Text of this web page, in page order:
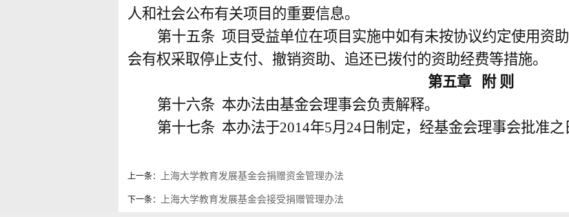
人和社会公布有关项目的重要信息。
第十五条 项目受益单位在项目实施中如有未按协议约定使用资
会有权采取停止支付、撤销资助、追还已拨付的资助经费等措施。
第五章
附 则
第十六条 本办法由基金会理事会负责解释。
第十七条 本办法于2014年5月 24日制定，经基金会理事会批准之
上一条： 上海大学教育发展基金会捐赠资金管理办法
下一条： 上海大学教育发展基金会接受捐赠管理办法